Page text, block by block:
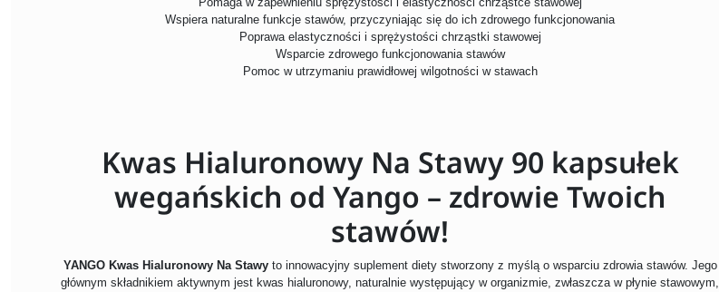
Wspiera naturalne funkcje stawów, przyczyniając się do ich zdrowego funkcjonowania
Poprawa elastyczności i sprężystości chrząstki stawowej
Wsparcie zdrowego funkcjonowania stawów
Pomoc w utrzymaniu prawidłowej wilgotności w stawach
Kwas Hialuronowy Na Stawy 90 kapsułek
wegańskich od Yango – zdrowie Twoich
stawów!
YANGO Kwas Hialuronowy Na Stawyto innowacyjny suplement diety stworzony z myślą o wsparciu zdrowia stawów. Jego
głównym składnikiem aktywnym jest kwas hialuronowy, naturalnie występujący w organizmie, zwłaszcza w płynie stawowym,